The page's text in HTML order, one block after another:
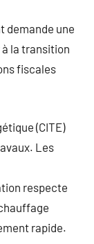
demande une
la transition
fiscales
(CITE)
Les
respecte
rapide.